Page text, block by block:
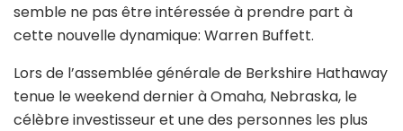
semble ne pas être intéressée à prendre part à
cette nouvelle dynamique: Warren Buffett.
Lors de l’assemblée générale de Berkshire Hathaway
tenue le weekend dernier à Omaha, Nebraska, le
célèbre investisseur et une des personnes les plus